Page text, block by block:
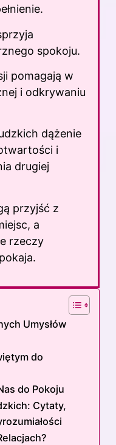
spokoju.
pomagają w
i odkrywaniu
dążenie
i
drugiej
przyjść z
a
rzeczy
Umysłów
do
do Pokoju
Cytaty,